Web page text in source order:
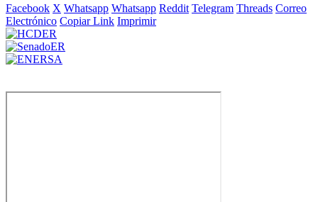
Facebook X Whatsapp Whatsapp Reddit Telegram Threads Correo
Electrónico Copiar Link Imprimir